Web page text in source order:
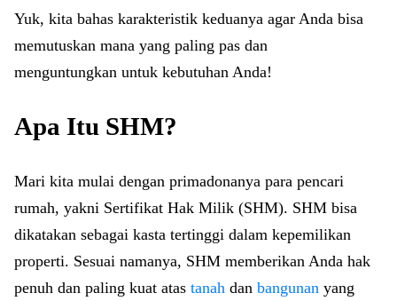
Yuk, kita bahas karakteristik keduanya agar Anda bisa
memutuskan mana yang paling pas dan
menguntungkan untuk kebutuhan Anda!
Apa Itu SHM?
Mari kita mulai dengan primadonanya para pencari
rumah, yakni Sertifikat Hak Milik (SHM). SHM bisa
dikatakan sebagai kasta tertinggi dalam kepemilikan
properti. Sesuai namanya, SHM memberikan Anda hak
penuh dan paling kuat atas tanah dan bangunan yang